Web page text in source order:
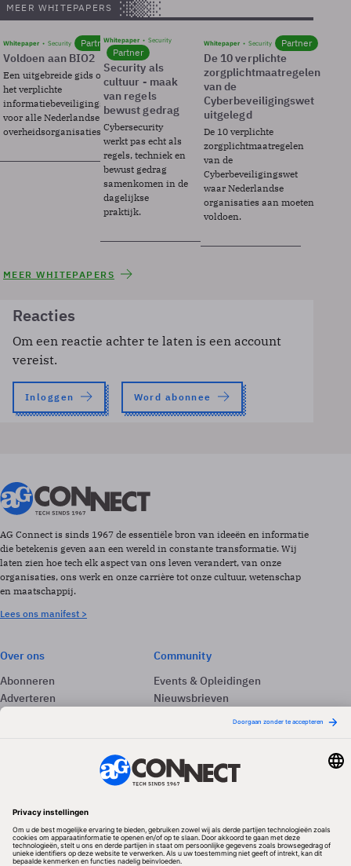
MEER WHITEPAPERS
Whitepaper Security Partner
Voldoen aan BIO2
Een uitgebreide gids over BIO2,
het verplichte
informatiebeveiligingsframework
voor alle Nederlandse
overheidsorganisaties.
Whitepaper Security
Partner
Security als
cultuur - maak
van regels
bewust gedrag
Cybersecurity
werkt pas echt als
regels, techniek en
bewust gedrag
samenkomen in de
dagelijkse
praktijk.
Whitepaper Security Partner
De 10 verplichte
zorgplichtmaatregelen
van de
Cyberbeveiligingswet
uitgelegd
De 10 verplichte
zorgplichtmaatregelen
van de
Cyberbeveiligingswet
waar Nederlandse
organisaties aan moeten
voldoen.
MEER WHITEPAPERS
Reacties
Om een reactie achter te laten is een account
vereist.
Inloggen Word abonnee
AG Connect is sinds 1967 de essentiële bron van ideeën en informatie
die betekenis geven aan een wereld in constante transformatie. Wij
laten zien hoe tech elk aspect van ons leven verandert, van onze
organisaties, ons werk en onze carrière tot onze cultuur, wetenschap
en maatschappij.
Lees ons manifest >
Over ons
Abonneren
Adverteren
Contact
Community
Events & Opleidingen
Nieuwsbrieven